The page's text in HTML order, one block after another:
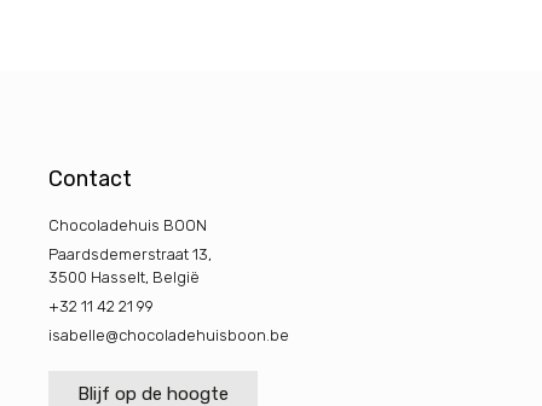
Contact
Chocoladehuis BOON
Paardsdemerstraat 13,
3500 Hasselt, België
+32 11 42 21 99
isabelle@chocoladehuisboon.be
Blijf op de hoogte